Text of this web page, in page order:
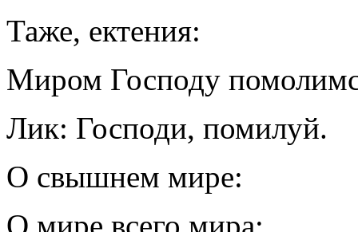
Таже, ектения:
Миром Господу
Лик: Господи, помилуй.
О свышнем мире:
О мире всего мира: